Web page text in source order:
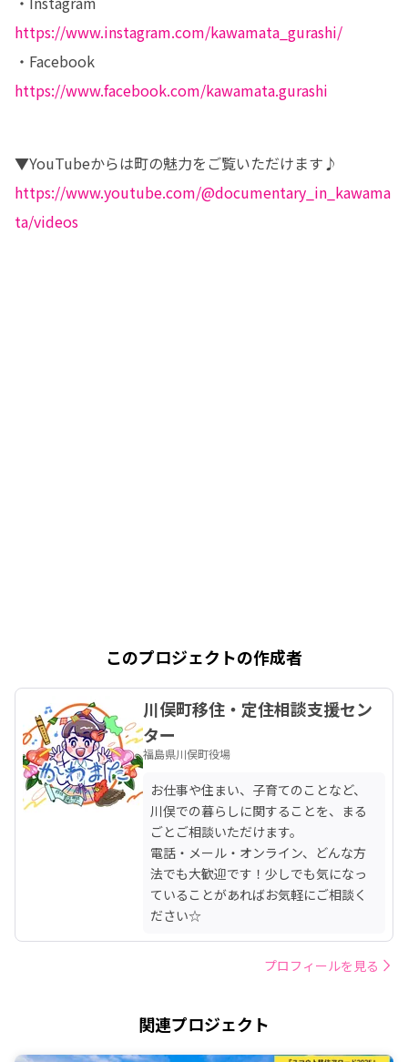
https://www.instagram.com/kawamata_gurashi/
https://www.facebook.com/kawamata.gurashi
https://www.youtube.com/@documentary_in_kawama
ta/videos
このプロジェクトの作成者
川俣町移住・定住相談支援セン
ター
福島県川俣町役場
お仕事や住まい、子育てのことなど、
川俣での暮らしに関することを、まる
ごとご相談いただけます。
電話・メール・オンライン、どんな方
法でも大歓迎です！少しでも気になっ
ていることがあればお気軽にご相談く
ださい☆
プロフィールを見る
関連プロジェクト